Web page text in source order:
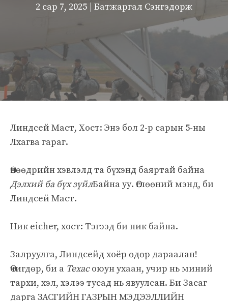
2 сар 7, 2025 | Батжаргал Сэнгэдорж
Линдсей Маст, Хост: Энэ бол 2-р сарын 5-ны
Лхагва гараг.
Өнөөдрийн хэвлэлд та бүхэнд баяртай байна
Дэлхий ба бүх зүйлБайна уу. Өглөөний мэнд, би
Линдсей Маст.
Ник eicher, хост: Тэгээд би ник байна.
Залруулга, Линдсейд хоёр өдөр дараалан!
Өчигдөр, би а Техасоюун ухаан, учир нь миний
тархи, хэл, хэлээ тусад нь явуулсан. Би Засаг
дарга ЗАСГИЙН ГАЗРЫН МЭДЭЭЛЛИЙН